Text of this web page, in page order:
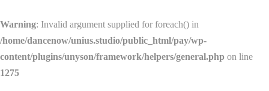
Warning: Invalid argument supplied for foreach() in
/home/dancenow/unius.studio/public_html/pay/wp-
content/plugins/unyson/framework/helpers/general.php on line
1275